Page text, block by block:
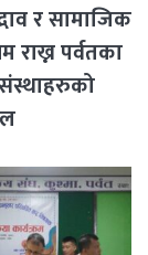
र सामाजिक
पर्वतका